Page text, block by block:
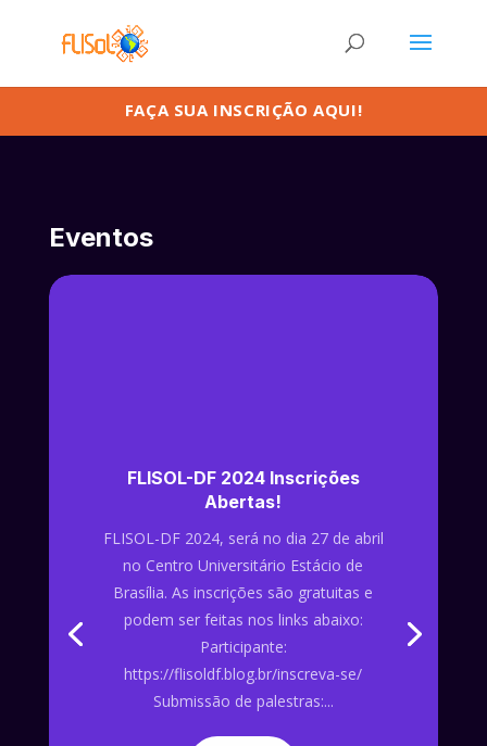
FAÇA SUA INSCRIÇÃO AQUI!
Eventos
FLISOL-DF 2024 Inscrições
Abertas!
FLISOL-DF 2024, será no dia 27 de abril
no Centro Universitário Estácio de
Brasília. As inscrições são gratuitas e
podem ser feitas nos links abaixo:
Participante:
https://flisoldf.blog.br/inscreva-se/
Submissão de palestras:...